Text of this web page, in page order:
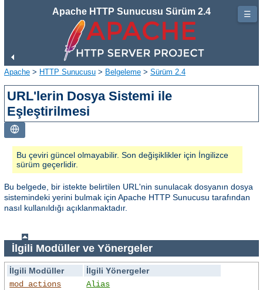
Apache HTTP Sunucusu Sürüm 2.4
Apache > HTTP Sunucusu > Belgeleme > Sürüm 2.4
URL'lerin Dosya Sistemi ile
Eşleştirilmesi
Bu çeviri güncel olmayabilir. Son değişiklikler için İngilizce
sürüm geçerlidir.
Bu belgede, bir istekte belirtilen URL'nin sunulacak dosyanın dosya
sistemindeki yerini bulmak için Apache HTTP Sunucusu tarafından
nasıl kullanıldığı açıklanmaktadır.
İlgili Modüller ve Yönergeler
İlgili Modüller
İlgili Yönergeler
mod_actions
Alias
☰